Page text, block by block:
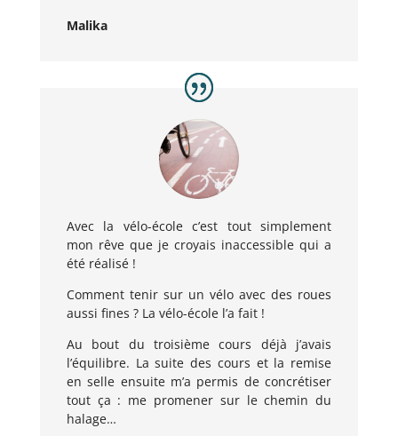
Malika
Avec la vélo-école c’est tout simplement
mon rêve que je croyais inaccessible qui a
été réalisé !
Comment tenir sur un vélo avec des roues
aussi fines ? La vélo-école l’a fait !
Au bout du troisième cours déjà j’avais
l’équilibre. La suite des cours et la remise
en selle ensuite m’a permis de concrétiser
tout ça : me promener sur le chemin du
halage…